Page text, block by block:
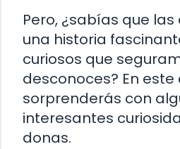
Pero, ¿sabías que
una historia
curiosos que
desconoces? En
sorprenderás con
interesantes
donas.